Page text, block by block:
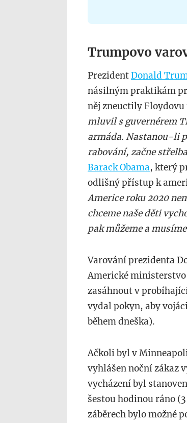
Trumpovo
PrezidentDonald
násilným praktikám
něj zneuctily
mluvil s guvernérem
armáda. Nastanou-li
rabování, začne
Barack Obama, který
odlišný přístup k
Americe roku 2020
chceme naše děti
pak můžeme a
Varování prezidenta
Americké
zasáhnout v
vydal pokyn, aby
během dneška).
Ačkoli byl v
vyhlášen noční zákaz
vycházení byl
šestou hodinou ráno
záběrech bylo možné